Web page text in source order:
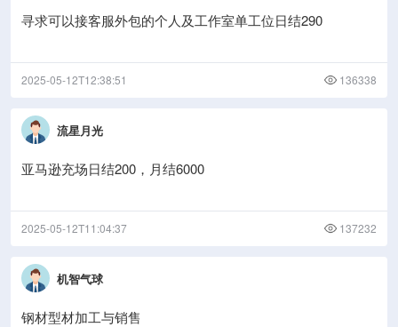
寻求可以接客服外包的个人及工作室单工位日结290
2025-05-12T12:38:51 136338
流星月光
亚马逊充场日结200，月结6000
2025-05-12T11:04:37 137232
机智气球
钢材型材加工与销售